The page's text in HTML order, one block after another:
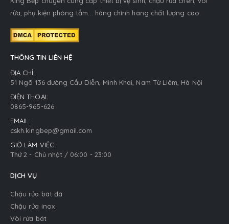
rửa, phụ kiện phòng tắm... hàng chính hãng chất lượng cao.
THÔNG TIN LIÊN HỆ
ĐỊA CHỈ:
51 Ngõ 136 đường Cầu Diễn, Minh Khai, Nam Từ Liêm, Hà Nội
ĐIỆN THOẠI:
0865-965-626
EMAIL:
cskh.kingbep@gmail.com
GIỜ LÀM VIỆC:
Thứ 2 - Chủ nhật / 06:00 - 23:00
DỊCH VỤ
Chậu rửa bát đá
Chậu rửa inox
Vòi rửa bát